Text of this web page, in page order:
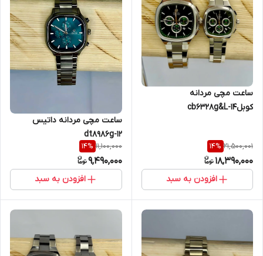
ساعت مچی مردانه
کوبلcb6328g&L-14
21,500,001
14%
18,390,000
افزودن به سبد
ساعت مچی مردانه داتیس
dt8986g-12
11,100,000
14%
9,490,000
افزودن به سبد